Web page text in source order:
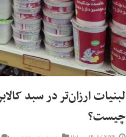
لبنیات ارزان‌تر در سبد
چیست؟